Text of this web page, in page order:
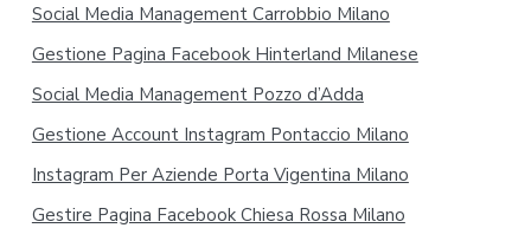
Social Media Management Carrobbio Milano
Gestione Pagina Facebook Hinterland Milanese
Social Media Management Pozzo d’Adda
Gestione Account Instagram Pontaccio Milano
Instagram Per Aziende Porta Vigentina Milano
Gestire Pagina Facebook Chiesa Rossa Milano